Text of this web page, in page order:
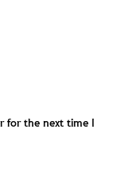
for the next time I